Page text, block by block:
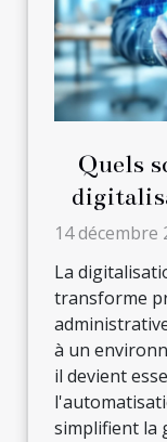
Quels
14 décembre
La
transforme
à un
il devient
simplifient la